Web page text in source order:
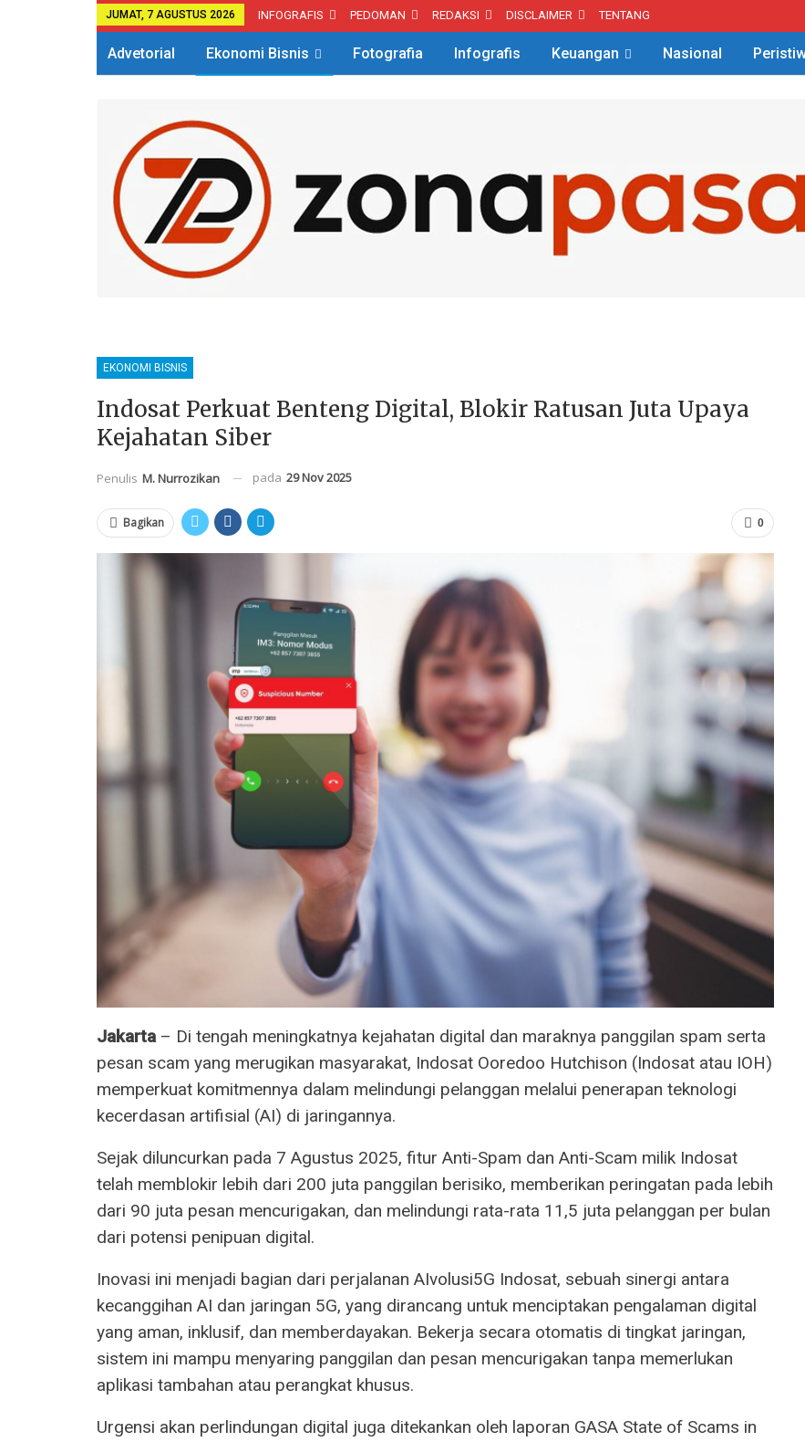
JUMAT, 7 AGUSTUS 2026 INFOGRAFIS PEDOMAN REDAKSI DISCLAIMER TENTANG
Advetorial Ekonomi Bisnis Fotografia Infografis Keuangan Nasional
EKONOMI BISNIS
Indosat Perkuat Benteng Digital, Blokir Ratusan Juta Upaya
Kejahatan Siber
Penulis M. Nurrozikan pada 29 Nov 2025
0
Bagikan
Jakarta– Di tengah meningkatnya kejahatan digital dan maraknya panggilan spam serta
pesan scam yang merugikan masyarakat, Indosat Ooredoo Hutchison (Indosat atau IOH)
memperkuat komitmennya dalam melindungi pelanggan melalui penerapan teknologi
kecerdasan artifisial (AI) di jaringannya.
Sejak diluncurkan pada 7 Agustus 2025, fitur Anti-Spam dan Anti-Scam milik Indosat
telah memblokir lebih dari 200 juta panggilan berisiko, memberikan peringatan pada lebih
dari 90 juta pesan mencurigakan, dan melindungi rata-rata 11,5 juta pelanggan per bulan
dari potensi penipuan digital.
Inovasi ini menjadi bagian dari perjalanan AIvolusi5G Indosat, sebuah sinergi antara
kecanggihan AI dan jaringan 5G, yang dirancang untuk menciptakan pengalaman digital
yang aman, inklusif, dan memberdayakan. Bekerja secara otomatis di tingkat jaringan,
sistem ini mampu menyaring panggilan dan pesan mencurigakan tanpa memerlukan
aplikasi tambahan atau perangkat khusus.
Urgensi akan perlindungan digital juga ditekankan oleh laporan GASA State of Scams in